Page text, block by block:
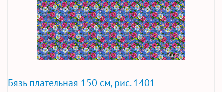
Бязь плательная 150 см, рис. 1401